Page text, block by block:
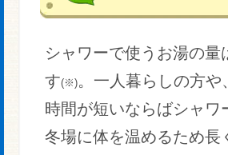
シャワーで使うお湯の
す(※)。一人暮らしの方
時間が短いならばシャ
冬場に体を温めるため長